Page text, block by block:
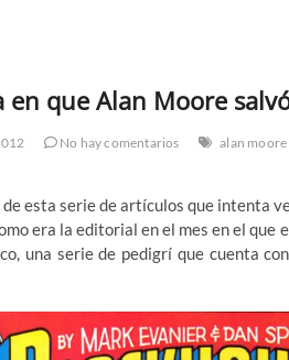
que Alan Moore
No hay comentarios alan moore
esta serie de artículos que intenta
era la editorial en el mes en el
una serie de pedigrí que cuenta